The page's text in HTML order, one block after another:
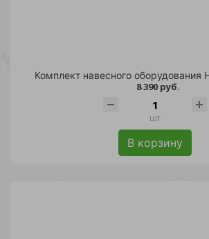
Комплект навесного оборудования
8 390 руб.
шт
В корзину